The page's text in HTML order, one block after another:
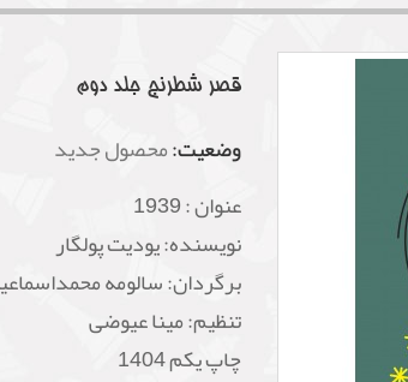
قصر شطرنج جلد دوم
وضعیت:محصول جدید
عنوان :1939
نویسنده: یودیت پولگار
برگردان: سالومه
تنظیم: مینا عیوضی
چاپ یکم 1404